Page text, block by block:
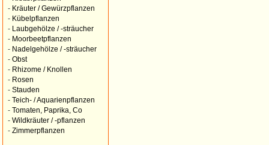
- Kräuter / Gewürzpflanzen
- Kübelpflanzen
-
Laubgehölze / -sträucher
- Moorbeetpflanzen
- Nadelgehölze / -sträucher
- Obst
- Rhizome / Knollen
- Rosen
- Stauden
- Teich- / Aquarienpflanzen
- Tomaten, Paprika, Co
- Wildkräuter / -pflanzen
- Zimmerpflanzen